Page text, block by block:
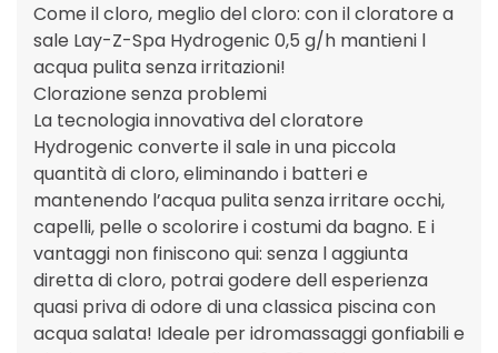
Come il cloro, meglio del cloro: con il cloratore a
sale Lay-Z-Spa Hydrogenic 0,5 g/h mantieni l
acqua pulita senza irritazioni!
Clorazione senza problemi
La tecnologia innovativa del cloratore
Hydrogenic converte il sale in una piccola
quantità di cloro, eliminando i batteri e
mantenendo l’acqua pulita senza irritare occhi,
capelli, pelle o scolorire i costumi da bagno. E i
vantaggi non finiscono qui: senza l aggiunta
diretta di cloro, potrai godere dell esperienza
quasi priva di odore di una classica piscina con
acqua salata! Ideale per idromassaggi gonfiabili e